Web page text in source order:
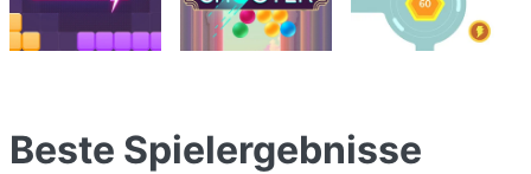
Beste Spielergebnisse